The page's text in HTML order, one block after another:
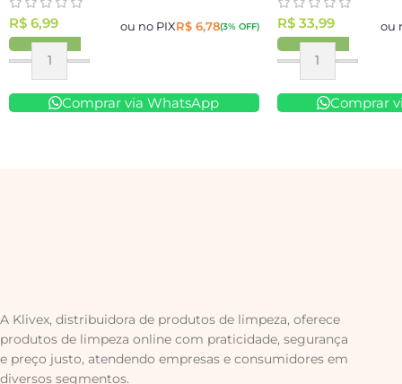
R$ 6,99 ou no PIXR$6,78(3% OFF)
Comprar via WhatsApp
R$33,99 ou
Comprar
A Klivex, distribuidora de produtos de limpeza, oferece
produtos de limpeza online com praticidade, segurança
e preço justo, atendendo empresas e consumidores em
diversos segmentos.